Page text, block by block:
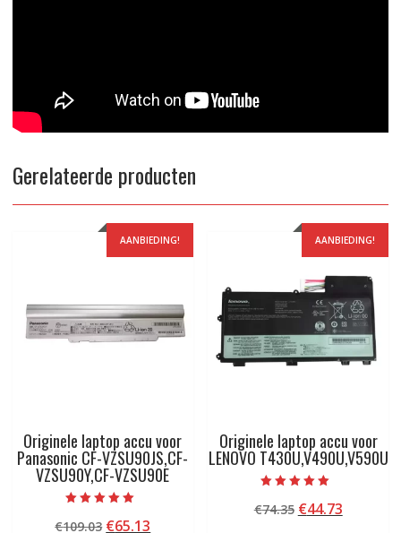
Gerelateerde producten
AANBIEDING!
Originele laptop accu voor
Panasonic CF-VZSU90JS,CF-
VZSU90Y,CF-VZSU90E
5.00
€109.03 Oorspronkelijke
€65.13
AANBIEDING!
Originele laptop accu voor
LENOVO T430U,V490U,V590U
5.00
van 5
€74.35 €44.73Huidige